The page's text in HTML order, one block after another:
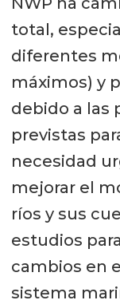
total,
diferentes
máximos) y
debido a las
previstas
necesidad
mejorar el
ríos y sus
estudios
cambios en
sistema